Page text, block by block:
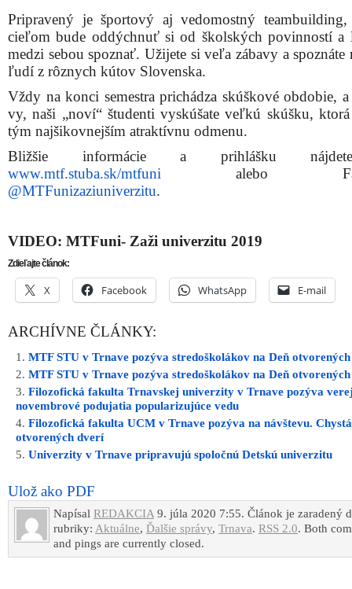
Pripravený je športový aj vedomostný teambuilding,
cieľom bude oddýchnuť si od školských povinností a
medzi sebou spoznať. Užijete si veľa zábavy a spoznáte
ľudí z rôznych kútov Slovenska.
Vždy na konci semestra prichádza skúškové obdobie,
vy, naši „noví“ študenti vyskúšate veľkú skúšku, ktorá
tým najšikovnejším atraktívnu odmenu.
Bližšie informácie a prihlášku
www.mtf.stuba.sk/mtfuni alebo
@MTFunizaziuniverzitu.
VIDEO: MTFuni- Zaži univerzitu 2019
Zdieľajte článok:
X Facebook WhatsApp E-mail
ARCHÍVNE ČLÁNKY:
MTF STU v Trnave pozýva stredoškolákov na Deň
MTF STU v Trnave pozýva stredoškolákov na Deň
Filozofická fakulta Trnavskej univerzity v Trnave pozýva
novembrové podujatia popularizujúce vedu
Filozofická fakulta UCM v Trnave pozýva na návštevu.
otvorených dverí
Univerzity v Trnave pripravujú spoločnú Detskú univerzitu
Ulož ako PDF
Napísal REDAKCIA9. júla 2020 7:55. Článok je zaradený
rubriky: Aktuálne, Ďalšie správy, Trnava. RSS 2.0. Both
and pings are currently closed.